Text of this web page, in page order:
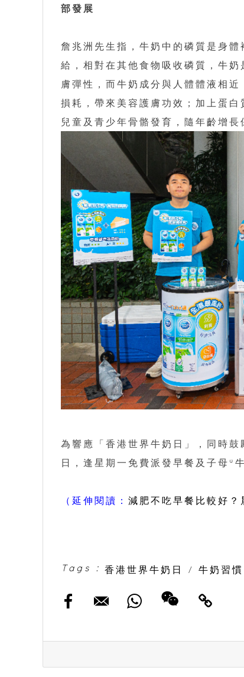
部發展
詹兆洲先生指，牛奶中的磷質是身
給，相對在其他食物吸收磷質，牛
膚彈性，而牛奶成分與人體體液相
損耗，帶來美容護膚功效；加上蛋
兒童及青少年骨骼發育，隨年齡增長
為響應「香港世界牛奶日」，同時
日，逢星期一免費派發早餐及子母®
（延伸閱讀： 減肥不吃早餐比較好
Tags : 香港世界牛奶日 / 牛奶習慣